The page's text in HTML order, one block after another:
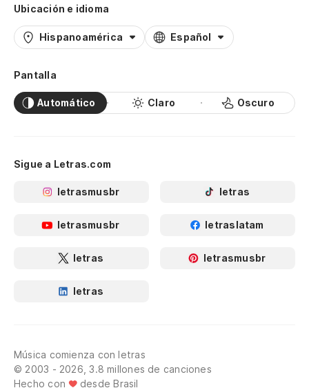
Ubicación e idioma
Hispanoamérica Español
Pantalla
Automático Claro Oscuro
Sigue a Letras.com
letrasmusbr letras
letrasmusbr letraslatam
letras letrasmusbr
letras
Música comienza con letras
© 2003 - 2026, 3.8 millones de canciones
Hecho con
desde Brasil